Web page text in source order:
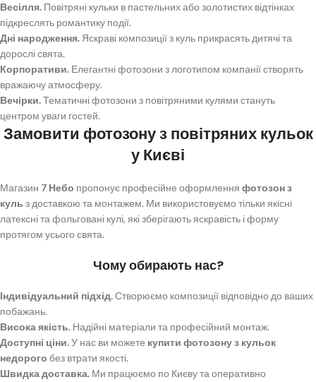
Весілля. Повітряні кульки в пастельних або золотистих відтінках
підкреслять романтику події.
Дні народження. Яскраві композиції з куль прикрасять дитячі та
дорослі свята.
Корпоративи. Елегантні фотозони з логотипом компанії створять
вражаючу атмосферу.
Вечірки.Тематичні фотозони з повітряними кулями стануть
центром уваги гостей.
Замовити фотозону з повітряних кульок
у Києві
Магазин 7 Небо пропонує професійне оформлення фотозон з
куль з доставкою та монтажем. Ми використовуємо тільки якісні
латексні та фольговані кулі, які зберігають яскравість і форму
протягом усього свята.
Чому обирають нас?
Індивідуальний підхід.Створюємо композиції відповідно до ваших
побажань.
Висока якість. Надійні матеріали та професійний монтаж.
Доступні ціни.У нас ви можете купити фотозону з кульок
недорого без втрати якості.
Швидка доставка. Ми працюємо по Києву та оперативно